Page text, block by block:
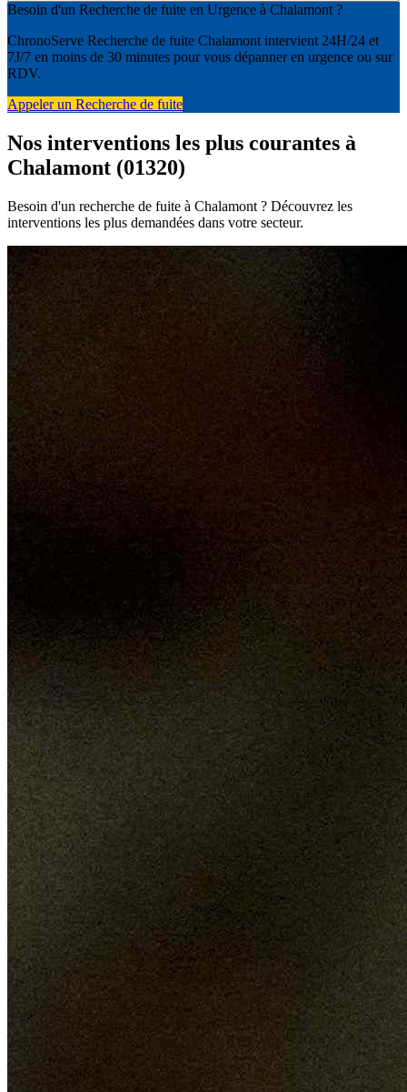
Besoin d'un Recherche de fuite en Urgence à Chalamont ?
ChronoServe Recherche de fuite Chalamont intervient 24H/24 et
7J/7 en moins de 30 minutes pour vous dépanner en urgence ou sur
RDV.
Appeler un Recherche de fuite
Nos interventions les plus courantes à
Chalamont (01320)
Besoin d'un recherche de fuite à Chalamont ? Découvrez les
interventions les plus demandées dans votre secteur.